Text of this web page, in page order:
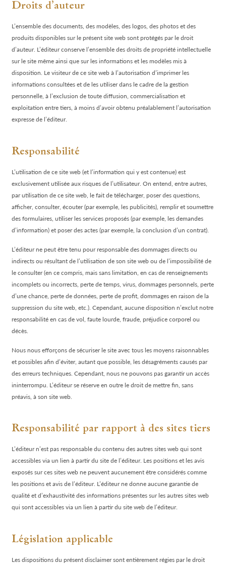
Droits d’auteur
L’ensemble des documents, des modèles, des logos, des photos et des
produits disponibles sur le présent site web sont protégés par le droit
d’auteur. L’éditeur conserve l’ensemble des droits de propriété intellectuelle
sur le site même ainsi que sur les informations et les modèles mis à
disposition. Le visiteur de ce site web à l’autorisation d’imprimer les
informations consultées et de les utiliser dans le cadre de la gestion
personnelle, à l’exclusion de toute diffusion, commercialisation et
exploitation entre tiers, à moins d’avoir obtenu préalablement l’autorisation
expresse de l’éditeur.
Responsabilité
L’utilisation de ce site web (et l’information qui y est contenue) est
exclusivement utilisée aux risques de l’utilisateur. On entend, entre autres,
par utilisation de ce site web, le fait de télécharger, poser des questions,
afficher, consulter, écouter (par exemple, les publicités), remplir et soumettre
des formulaires, utiliser les services proposés (par exemple, les demandes
d’information) et poser des actes (par exemple, la conclusion d’un contrat).
L’éditeur ne peut être tenu pour responsable des dommages directs ou
indirects ou résultant de l’utilisation de son site web ou de l’impossibilité de
le consulter (en ce compris, mais sans limitation, en cas de renseignements
incomplets ou incorrects, perte de temps, virus, dommages personnels, perte
d’une chance, perte de données, perte de profit, dommages en raison de la
suppression du site web, etc.). Cependant, aucune disposition n’exclut notre
responsabilité en cas de vol, faute lourde, fraude, préjudice corporel ou
décès.
Nous nous efforçons de sécuriser le site avec tous les moyens raisonnables
et possibles afin d’éviter, autant que possible, les désagréments causés par
des erreurs techniques. Cependant, nous ne pouvons pas garantir un accès
ininterrompu. L’éditeur se réserve en outre le droit de mettre fin, sans
préavis, à son site web.
Responsabilité par rapport à des sites tiers
L’éditeur n’est pas responsable du contenu des autres sites web qui sont
accessibles via un lien à partir du site de l’éditeur. Les positions et les avis
exposés sur ces sites web ne peuvent aucunement être considérés comme
les positions et avis de l’éditeur. L’éditeur ne donne aucune garantie de
qualité et d’exhaustivité des informations présentes sur les autres sites web
qui sont accessibles via un lien à partir du site web de l’éditeur.
Législation applicable
Les dispositions du présent disclaimer sont entièrement régies par le droit